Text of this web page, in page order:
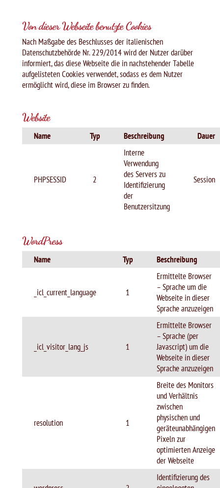
Von dieser Webseite benutzte Cookies
Nach Maßgabe des Beschlusses der italienischen
Datenschutzbehörde Nr. 229/2014 wird der Nutzer darüber
informiert, das diese Webseite die in nachstehender Tabelle
aufgelisteten Cookies verwendet, sodass es dem Nutzer
ermöglicht wird, diese im Browser zu finden.
Website
Name Typ Beschreibung Dauer
PHPSESSID 2
Interne
Verwendung
des Servers zu
Identifizierung
der
Benutzersitzung
Session
WordPress
Name Typ Beschreibung
_icl_current_language 1
Ermittelte Browser
– Sprache um die
Webseite in dieser
Sprache anzuzeigen
_icl_visitor_lang_js 1
Ermittelte Browser
– Sprache (per
Javascript) um die
Webseite in dieser
Sprache anzuzeigen
resolution 1
Breite des Monitors
und Verhältnis
zwischen
physischen und
geräteunabhängigen
Pixeln zur
optimierten Anzeige
der Webseite
Identifizierung des